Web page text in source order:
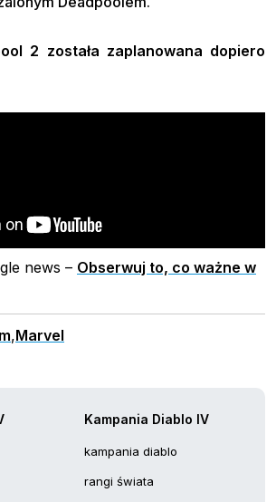
2 została zaplanowana dopiero
news – Obserwuj to, co ważne w
,Marvel
Kampania Diablo IV
kampania diablo
rangi świata